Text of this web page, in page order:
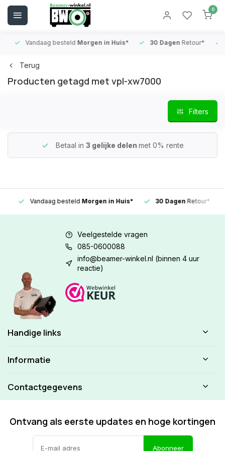
0
Vandaag besteldMorgen in Huis* 30 DagenRetour*
Terug
Producten getagd met vpl-xw7000
Filters
Betaal in 3 gelijke delen met 0% rente
Vandaag besteldMorgen in Huis* 30 DagenRetour*
Veelgestelde vragen
085-0600088
info@beamer-winkel.nl (binnen 4 uur
reactie)
Handige links
Informatie
Contactgegevens
Ontvang als eerste updates en hoge kortingen
Abonneer